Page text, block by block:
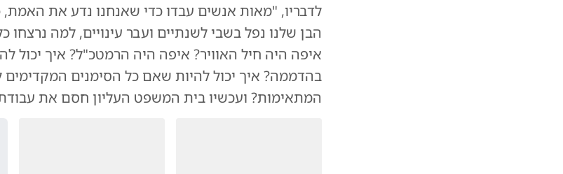
לדבריו, "מאות אנשים עבדו כדי שאנחנו נדע את האמת,
הבן שלנו נפל בשבי לשנתיים ועבר עינויים, למה נרצחו
איפה היה חיל האוויר? איפה היה הרמטכ"ל? איך יכול
בהדממה? איך יכול להיות שאם כל הסימנים המקדימים
המתאימות? ועכשיו בית המשפט העליון חסם את